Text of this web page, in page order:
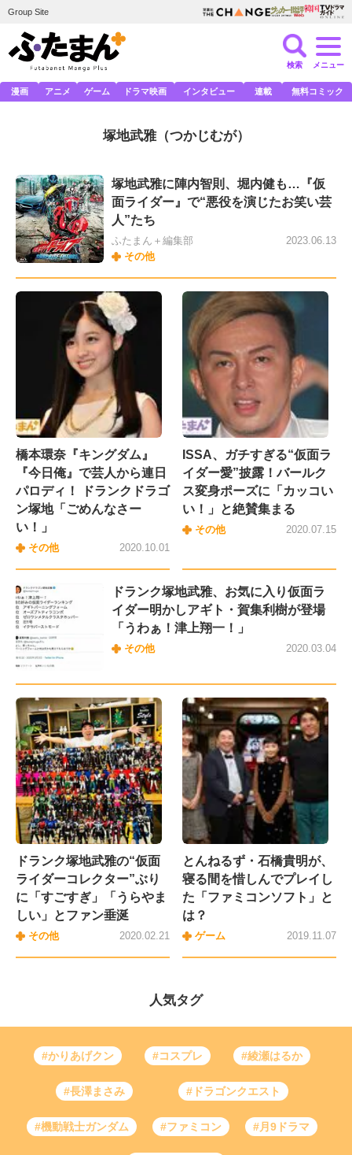
Group Site
検索 メニュー
漫画 アニメ ゲーム ドラマ映画 インタビュー 連載 無料コミック
塚地武雅（つかじむが）
塚地武雅に陣内智則、堀内健も…『仮
面ライダー』で“悪役を演じたお笑い芸
人”たち
ふたまん＋編集部
その他
2023.06.13
橋本環奈『キングダム』
『今日俺』で芸人から連日
パロディ！ ドランクドラゴ
ン塚地「ごめんなさー
い！」
その他 2020.10.01
ISSA、ガチすぎる“仮面ラ
イダー愛”披露！バールク
ス変身ポーズに「カッコい
い！」と絶賛集まる
その他 2020.07.15
ドランク塚地武雅、お気に入り仮面ラ
イダー明かしアギト・賀集利樹が登場
「うわぁ！津上翔一！」
その他 2020.03.04
ドランク塚地武雅の“仮面
ライダーコレクター”ぶり
に「すごすぎ」「うらやま
しい」とファン垂涎
その他 2020.02.21
とんねるず・石橋貴明が、
寝る間を惜しんでプレイし
た「ファミコンソフト」と
は？
ゲーム 2019.11.07
人気タグ
#かりあげクン #コスプレ #綾瀬はるか
#長澤まさみ #ドラゴンクエスト
#機動戦士ガンダム #ファミコン #月9ドラマ